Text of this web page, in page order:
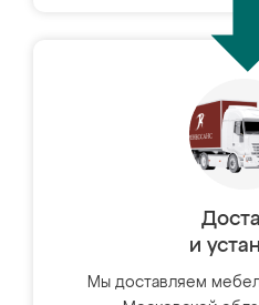
и
Мы доставляем